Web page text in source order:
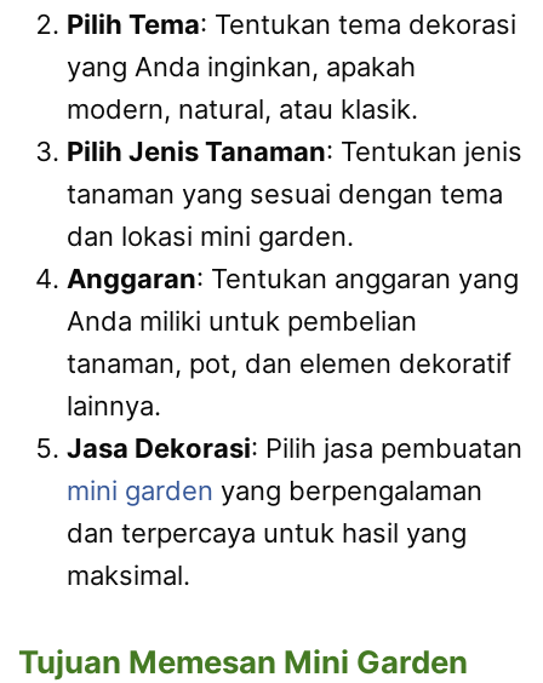
Pilih Tema: Tentukan tema dekorasi
yang Anda inginkan, apakah
modern, natural, atau klasik.
Pilih Jenis Tanaman: Tentukan jenis
tanaman yang sesuai dengan tema
dan lokasi mini garden.
Anggaran: Tentukan anggaran yang
Anda miliki untuk pembelian
tanaman, pot, dan elemen dekoratif
lainnya.
Jasa Dekorasi: Pilih jasa pembuatan
mini garden yang berpengalaman
dan terpercaya untuk hasil yang
maksimal.
Tujuan Memesan Mini Garden